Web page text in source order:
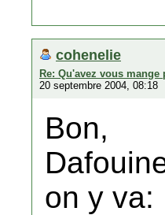
cohenelie
Re: Qu'avez vous
20 septembre 2004, 08:18
Bon,
on y va: